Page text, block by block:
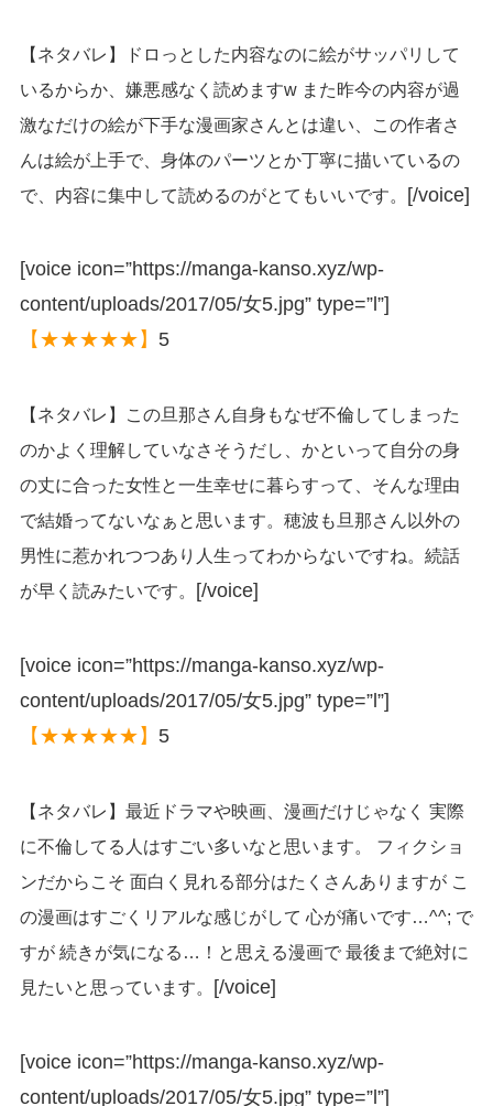
【ネタバレ】ドロっとした内容なのに絵がサッパリして
いるからか、嫌悪感なく読めますw また昨今の内容が過
激なだけの絵が下手な漫画家さんとは違い、この作者さ
んは絵が上手で、身体のパーツとか丁寧に描いているの
で、内容に集中して読めるのがとてもいいです。 [/voice]
[voice icon=”https://manga-kanso.xyz/wp-
content/uploads/2017/05/女5.jpg” type=”l”]
【★★★★★】 5
【ネタバレ】この旦那さん自身もなぜ不倫してしまった
のかよく理解していなさそうだし、かといって自分の身
の丈に合った女性と一生幸せに暮らすって、そんな理由
で結婚ってないなぁと思います。穂波も旦那さん以外の
男性に惹かれつつあり人生ってわからないですね。続話
が早く読みたいです。
[/voice]
[voice icon=”https://manga-kanso.xyz/wp-
content/uploads/2017/05/女5.jpg” type=”l”]
【★★★★★】 5
【ネタバレ】最近ドラマや映画、漫画だけじゃなく 実際
に不倫してる人はすごい多いなと思います。 フィクショ
ンだからこそ 面白く見れる部分はたくさんありますが こ
の漫画はすごくリアルな感じがして 心が痛いです…^^; で
すが 続きが気になる…！と思える漫画で 最後まで絶対に
見たいと思っています。 [/voice]
[voice icon=”https://manga-kanso.xyz/wp-
content/uploads/2017/05/女5.jpg” type=”l”]